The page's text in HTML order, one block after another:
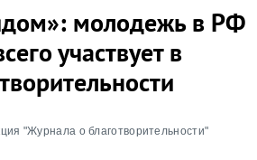
молодежь в РФ
участвует в
"Журнала о благотворительности"